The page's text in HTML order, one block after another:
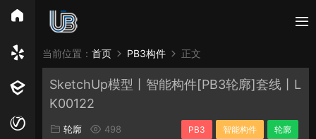
所有分类
Enscape PB3构件 构件 轮廓
当前位置： 首页 PB3构件 正文
SketchUp模型丨智能构件[PB3轮廓]套线丨L
K00122
轮廓 498 PB3 智能构件 轮廓